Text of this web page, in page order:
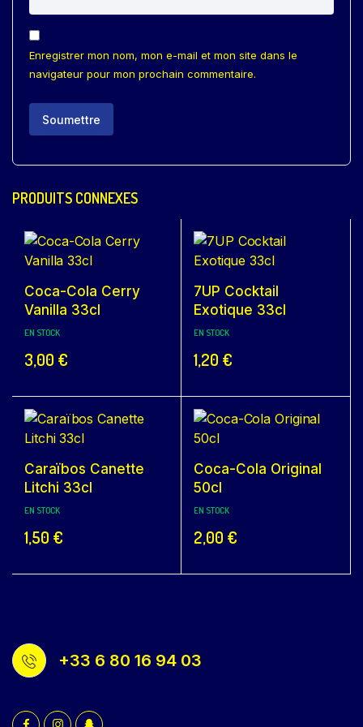
Enregistrer mon nom, mon e-mail et mon site dans le
navigateur pour mon prochain commentaire.
PRODUITS CONNEXES
Coca-Cola Cerry
Vanilla 33cl
EN STOCK
3,00 €
7UP Cocktail
Exotique 33cl
EN STOCK
1,20 €
Caraïbos Canette
Litchi 33cl
EN STOCK
1,50 €
Coca-Cola Original
50cl
EN STOCK
2,00 €
+33 6 80 16 94 03